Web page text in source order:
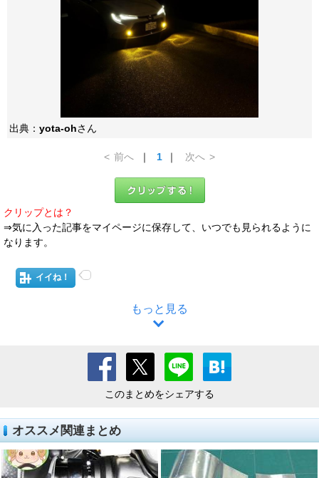
出典： yota-ohさん
< 前へ ｜ 1 ｜ 次へ >
クリップとは？
⇒気に入った記事をマイページに保存して、いつでも見られるように
なります。
イイね！
もっと見る
このまとめをシェアする
オススメ関連まとめ